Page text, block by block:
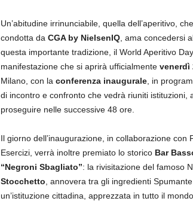
Un’abitudine irrinunciabile, quella dell’aperitivo,
condotta da CGA by NielsenIQ, ama concedersi
questa importante tradizione, il World Aperitivo
manifestazione che si aprirà ufficialmente venerdì
Milano, con la conferenza inaugurale, in
di incontro e confronto che vedrà riuniti istituzioni,
proseguire nelle successive 48 ore.
Il giorno dell’inaugurazione, in collaborazione
Esercizi, verrà inoltre premiato lo storico Bar
“Negroni Sbagliato”: la rivisitazione del famoso
Stocchetto , annovera tra gli ingredienti
un’istituzione cittadina, apprezzata in tutto il